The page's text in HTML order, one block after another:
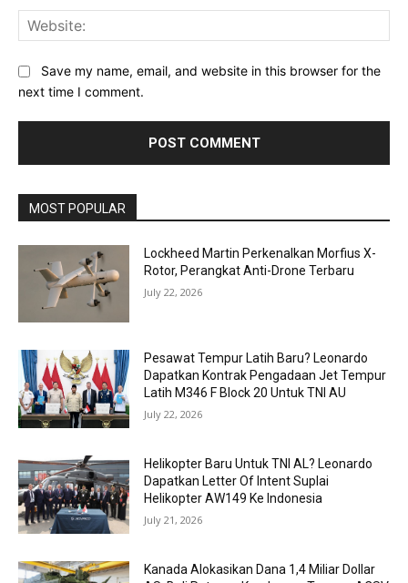
Save my name, email, and website in this browser for the
next time I comment.
MOST POPULAR
Lockheed Martin Perkenalkan Morfius X-
Rotor, Perangkat Anti-Drone Terbaru
July 22, 2026
Pesawat Tempur Latih Baru? Leonardo
Dapatkan Kontrak Pengadaan Jet Tempur
Latih M346 F Block 20 Untuk TNI AU
July 22, 2026
Helikopter Baru Untuk TNI AL? Leonardo
Dapatkan Letter Of Intent Suplai
Helikopter AW149 Ke Indonesia
July 21, 2026
Kanada Alokasikan Dana 1,4 Miliar Dollar